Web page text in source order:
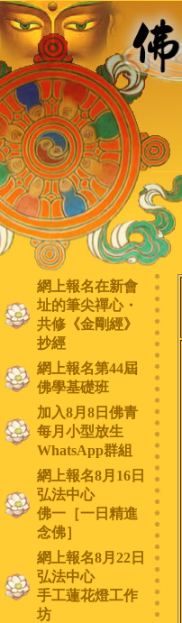
網上報名在新會
址的筆尖禪心・
共修《金剛經》
抄經
網上報名第44屆
佛學基礎班
加入8月8日佛青
每月小型放生
WhatsApp群組
網上報名8月16日
弘法中心
佛一［一日精進
念佛］
網上報名8月22日
弘法中心
手工蓮花燈工作
坊